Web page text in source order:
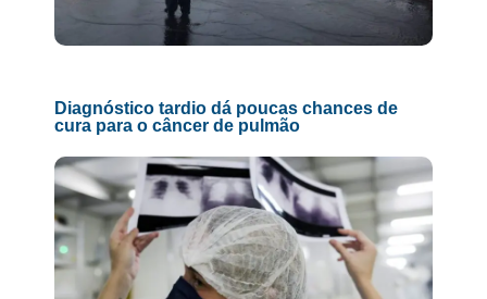
Diagnóstico tardio dá poucas chances de
cura para o câncer de pulmão